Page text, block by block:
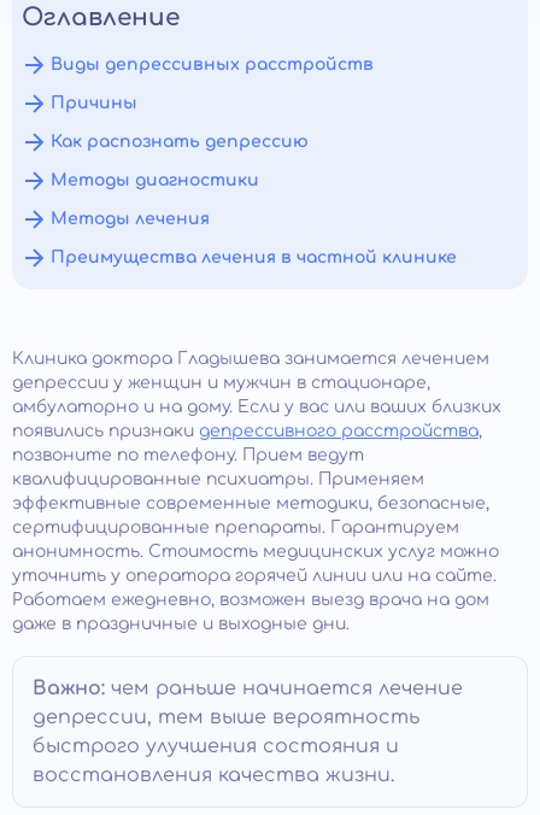
Оглавление
Виды депрессивных расстройств
Причины
Как распознать депрессию
Методы диагностики
Методы лечения
Преимущества лечения в частной клинике
Клиника доктора Гладышева занимается лечением
депрессии у женщин и мужчин в стационаре,
амбулаторно и на дому. Если у вас или ваших близких
появились признаки депрессивного расстройства,
позвоните по телефону. Прием ведут
квалифицированные психиатры. Применяем
эффективные современные методики, безопасные,
сертифицированные препараты. Гарантируем
анонимность. Стоимость медицинских услуг можно
уточнить у оператора горячей линии или на сайте.
Работаем ежедневно, возможен выезд врача на дом
даже в праздничные и выходные дни.
Важно: чем раньше начинается лечение
депрессии, тем выше вероятность
быстрого улучшения состояния и
восстановления качества жизни.